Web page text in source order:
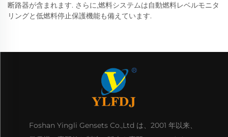
断路器が含まれます. さらに,燃料システムは自動燃料レベルモニタ
リングと低燃料停止保護機能も備えています.
Foshan Yingli Gensets Co.,Ltd は、2001 年以来、